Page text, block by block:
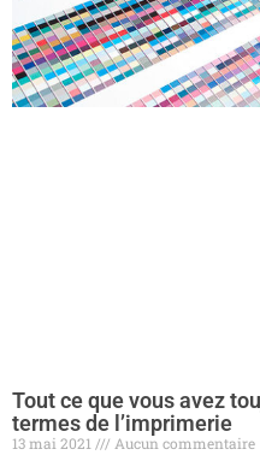
Tout ce que vous avez
termes de l’imprimerie
13 mai 2021
Aucun commentaire